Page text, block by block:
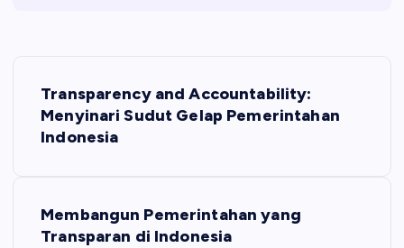
Transparency and Accountability:
Menyinari Sudut Gelap Pemerintahan
Indonesia
Membangun Pemerintahan yang
Transparan di Indonesia